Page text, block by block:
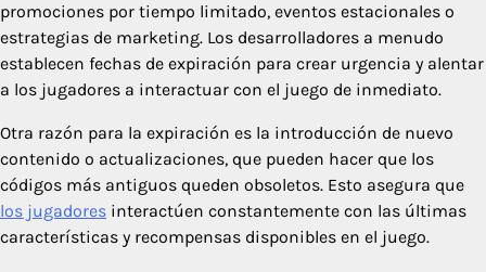
promociones por tiempo limitado, eventos estacionales o
estrategias de marketing. Los desarrolladores a menudo
establecen fechas de expiración para crear urgencia y alentar
a los jugadores a interactuar con el juego de inmediato.
Otra razón para la expiración es la introducción de nuevo
contenido o actualizaciones, que pueden hacer que los
códigos más antiguos queden obsoletos. Esto asegura que
los jugadores interactúen constantemente con las últimas
características y recompensas disponibles en el juego.